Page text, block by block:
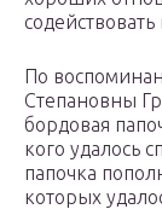
По
Степановны
бордовая
кого удалось
папочка
которых